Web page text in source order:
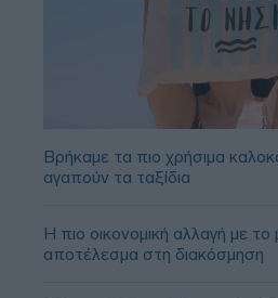
Βρήκαμε τα πιο χρήσιμα
αγαπούν τα ταξίδια
Η πιο οικονομική αλλαγή με το
αποτέλεσμα στη διακόσμηση